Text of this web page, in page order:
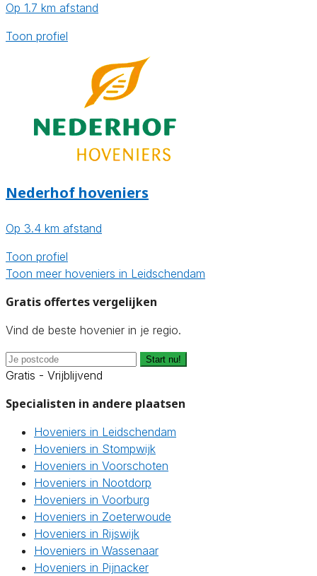
Op 1.7 km afstand
Toon profiel
Nederhof hoveniers
Op 3.4 km afstand
Toon profiel
Toon meer hoveniers in Leidschendam
Gratis offertes vergelijken
Vind de beste hovenier in je regio.
Start nu!
Gratis - Vrijblijvend
Specialisten in andere plaatsen
Hoveniers in Leidschendam
Hoveniers in Stompwijk
Hoveniers in Voorschoten
Hoveniers in Nootdorp
Hoveniers in Voorburg
Hoveniers in Zoeterwoude
Hoveniers in Rijswijk
Hoveniers in Wassenaar
Hoveniers in Pijnacker